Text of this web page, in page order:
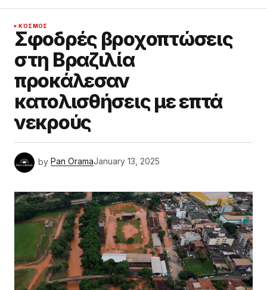
ΚΌΣΜΟΣ
Σφοδρές βροχοπτώσεις
στη Βραζιλία
προκάλεσαν
κατολισθήσεις με επτά
νεκρούς
by Pan OramaJanuary 13, 2025